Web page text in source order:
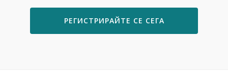
РЕГИСТРИРАЙТЕ СЕ СЕГА